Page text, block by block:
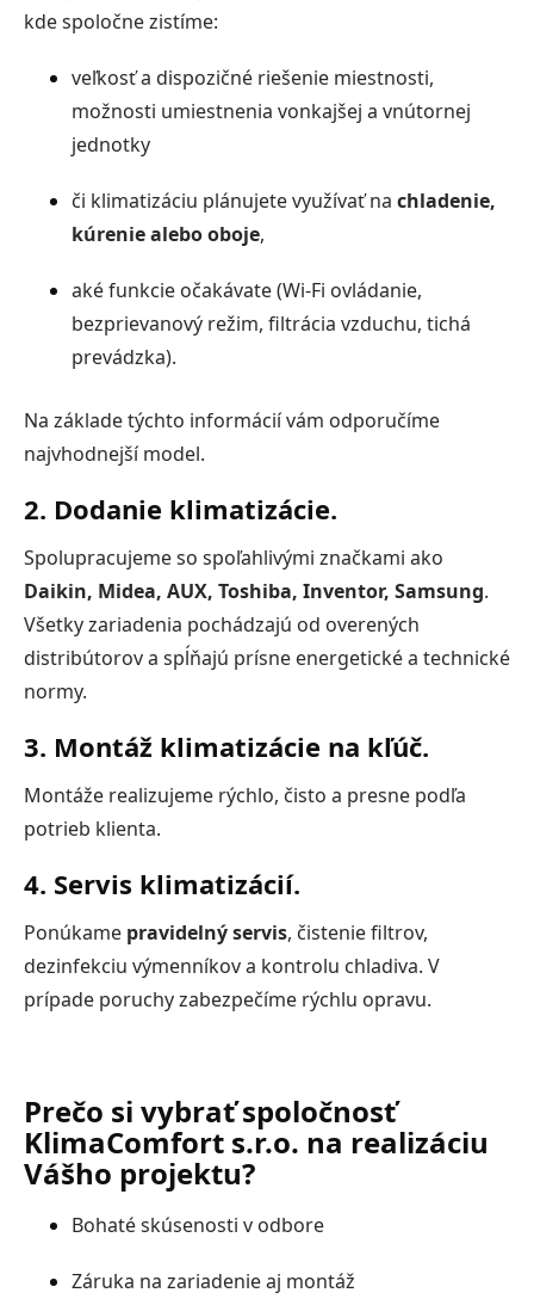
kde spoločne zistíme:
veľkosť a dispozičné riešenie miestnosti,
možnosti umiestnenia vonkajšej a vnútornej
jednotky
či klimatizáciu plánujete využívať na chladenie,
kúrenie alebo oboje,
aké funkcie očakávate (Wi-Fi ovládanie,
bezprievanový režim, filtrácia vzduchu, tichá
prevádzka).
Na základe týchto informácií vám odporučíme
najvhodnejší model.
2. Dodanie klimatizácie.
Spolupracujeme so spoľahlivými značkami ako
Daikin, Midea, AUX, Toshiba, Inventor, Samsung.
Všetky zariadenia pochádzajú od overených
distribútorov a spĺňajú prísne energetické a technické
normy.
3. Montáž klimatizácie na kľúč.
Montáže realizujeme rýchlo, čisto a presne podľa
potrieb klienta.
4. Servis klimatizácií.
Ponúkame pravidelný servis, čistenie filtrov,
dezinfekciu výmenníkov a kontrolu chladiva. V
prípade poruchy zabezpečíme rýchlu opravu.
Prečo si vybrať spoločnosť
KlimaComfort s.r.o. na realizáciu
Vášho projektu?
Bohaté skúsenosti v odbore
Záruka na zariadenie aj montáž